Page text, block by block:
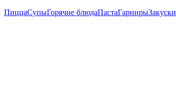
ПиццаСупыГорячие блюдаПастаГарнирыЗакуски